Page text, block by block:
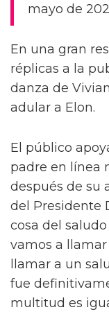
mayo de
En una gran
réplicas a la
danza de
adular a Elon.
El público
padre en línea
después de su
del Presidente
cosa del
vamos a
llamar a un
fue
multitud es